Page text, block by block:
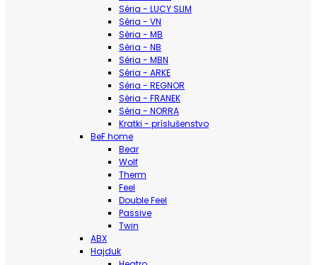
Séria - LUCY SLIM
Séria - VN
Séria - MB
Séria - NB
Séria - MBN
Séria - ARKE
Séria - REGNOR
Séria - FRANEK
Séria - NORRA
Kratki - príslušenstvo
BeF home
Bear
Wolf
Therm
Feel
Double Feel
Passive
Twin
ABX
Hajduk